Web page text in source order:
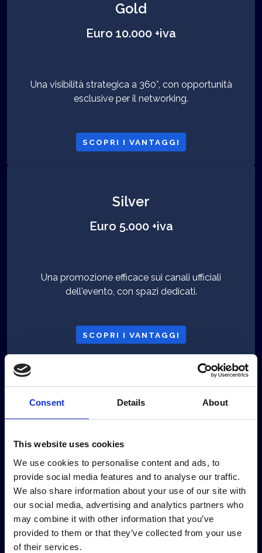
Consent Details About
This website uses cookies
We use cookies to personalise content and ads, to
provide social media features and to analyse our traffic.
We also share information about your use of our site with
our social media, advertising and analytics partners who
may combine it with other information that you’ve
provided to them or that they’ve collected from your use
of their services.
Gold
Euro 10.000 +iva
Una visibilità strategica a 360°, con opportunità
esclusive per il networking.
SCOPRI I VANTAGGI
Silver
Euro 5.000 +iva
Una promozione efficace sui canali ufficiali
dell'evento, con spazi dedicati.
SCOPRI I VANTAGGI
Euro 3.000 +iva
Vantaggi esclusivi e una posizione strategica,
offrendoti una visibilità solida.